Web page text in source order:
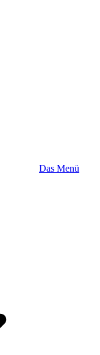
Das Menü